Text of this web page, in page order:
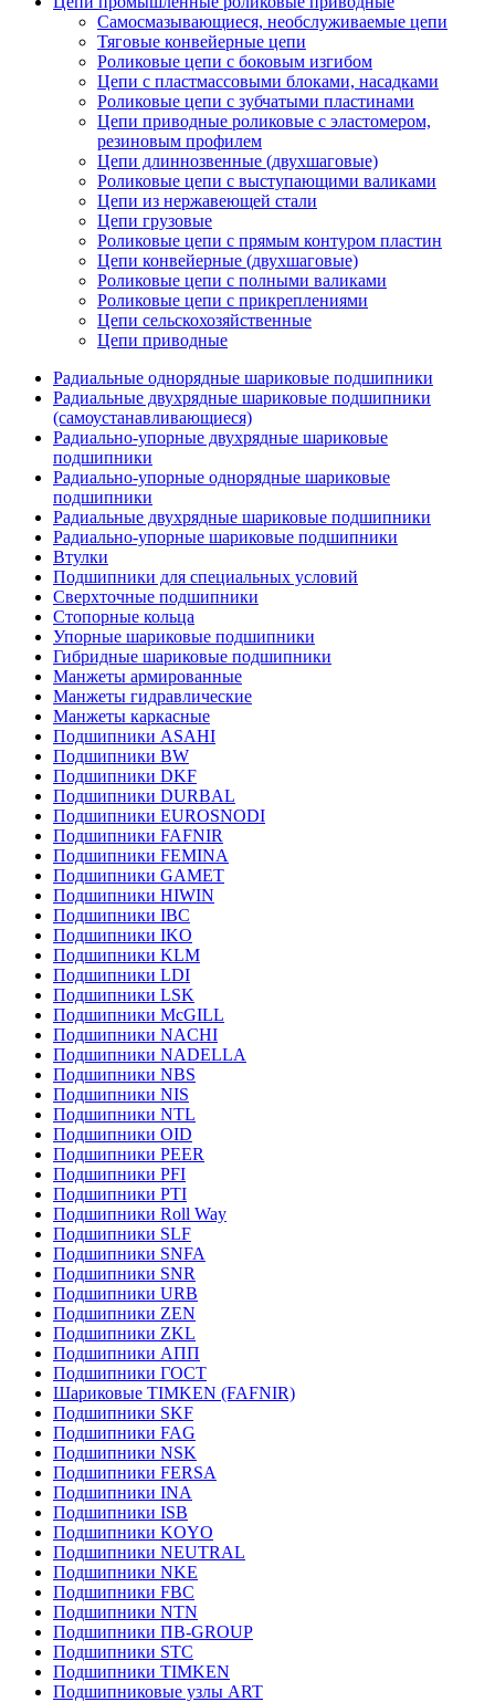
Самосмазывающиеся, необслуживаемые цепи
Тяговые конвейерные цепи
Роликовые цепи с боковым изгибом
Цепи с пластмассовыми блоками, насадками
Роликовые цепи с зубчатыми пластинами
Цепи приводные роликовые с эластомером,
резиновым профилем
Цепи длиннозвенные (двухшаговые)
Роликовые цепи с выступающими валиками
Цепи из нержавеющей стали
Цепи грузовые
Роликовые цепи с прямым контуром пластин
Цепи конвейерные (двухшаговые)
Роликовые цепи с полными валиками
Роликовые цепи с прикреплениями
Цепи сельскохозяйственные
Цепи приводные
Радиальные однорядные шариковые подшипники
Радиальные двухрядные шариковые подшипники
(самоустанавливающиеся)
Радиально-упорные двухрядные шариковые
подшипники
Радиально-упорные однорядные шариковые
подшипники
Радиальные двухрядные шариковые подшипники
Радиально-упорные шариковые подшипники
Втулки
Подшипники для специальных условий
Сверхточные подшипники
Стопорные кольца
Упорные шариковые подшипники
Гибридные шариковые подшипники
Манжеты армированные
Манжеты гидравлические
Манжеты каркасные
Подшипники ASAHI
Подшипники BW
Подшипники DKF
Подшипники DURBAL
Подшипники EUROSNODI
Подшипники FAFNIR
Подшипники FEMINA
Подшипники GAMET
Подшипники HIWIN
Подшипники IBC
Подшипники IKO
Подшипники KLM
Подшипники LDI
Подшипники LSK
Подшипники McGILL
Подшипники NACHI
Подшипники NADELLA
Подшипники NBS
Подшипники NIS
Подшипники NTL
Подшипники OID
Подшипники PEER
Подшипники PFI
Подшипники PTI
Подшипники Roll Way
Подшипники SLF
Подшипники SNFA
Подшипники SNR
Подшипники URB
Подшипники ZEN
Подшипники ZKL
Подшипники АПП
Подшипники ГОСТ
Шариковые ТІMKEN (FAFNIR)
Подшипники SKF
Подшипники FAG
Подшипники NSK
Подшипники FERSA
Подшипники INA
Подшипники ISB
Подшипники KOYO
Подшипники NEUTRAL
Подшипники NKE
Подшипники FBC
Подшипники NTN
Подшипники ПВ-GROUP
Подшипники STC
Подшипники TIMKEN
Подшипниковые узлы ART